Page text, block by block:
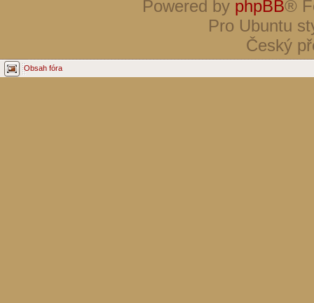
Powered by phpBB®
Pro Ubuntu
Český
Obsah fóra